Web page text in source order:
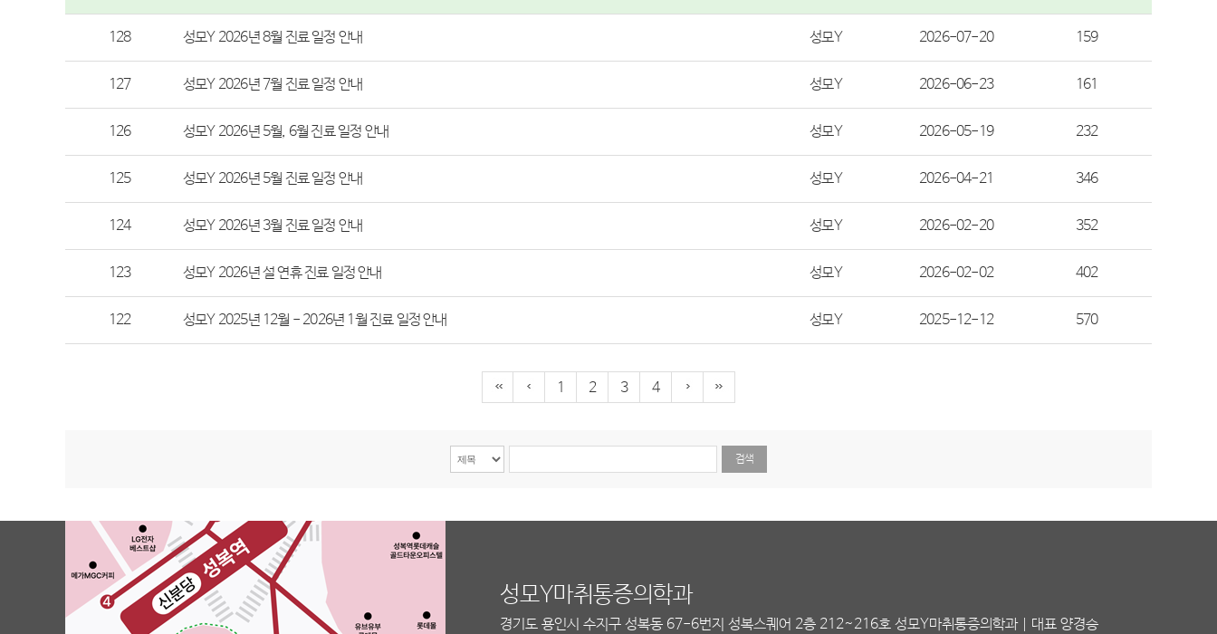
128 성모Y 2026년 8월 진료 일정 안내 성모Y 2026-07-20 159
127 성모Y 2026년 7월 진료 일정 안내 성모Y 2026-06-23 161
126 성모Y 2026년 5월, 6월 진료 일정 안내 성모Y 2026-05-19 232
125 성모Y 2026년 5월 진료 일정 안내 성모Y 2026-04-21 346
124 성모Y 2026년 3월 진료 일정 안내 성모Y 2026-02-20 352
123 성모Y 2026년 설 연휴 진료 일정 안내 성모Y 2026-02-02 402
122 성모Y 2025년 12월 - 2026년 1월 진료 일정 안내 성모Y 2025-12-12 570
1 2 3 4
성모Y마취통증의학과
경기도 용인시 수지구 성복동 67-6번지 성복스퀘어 2층 212~216호 성모Y마취통증의학과 | 대표 양경승